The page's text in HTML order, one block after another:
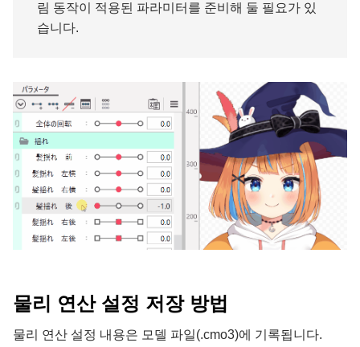
림 동작이 적용된 파라미터를 준비해 둘 필요가 있
습니다.
물리 연산 설정 저장 방법
물리 연산 설정 내용은 모델 파일(.cmo3)에 기록됩니다.